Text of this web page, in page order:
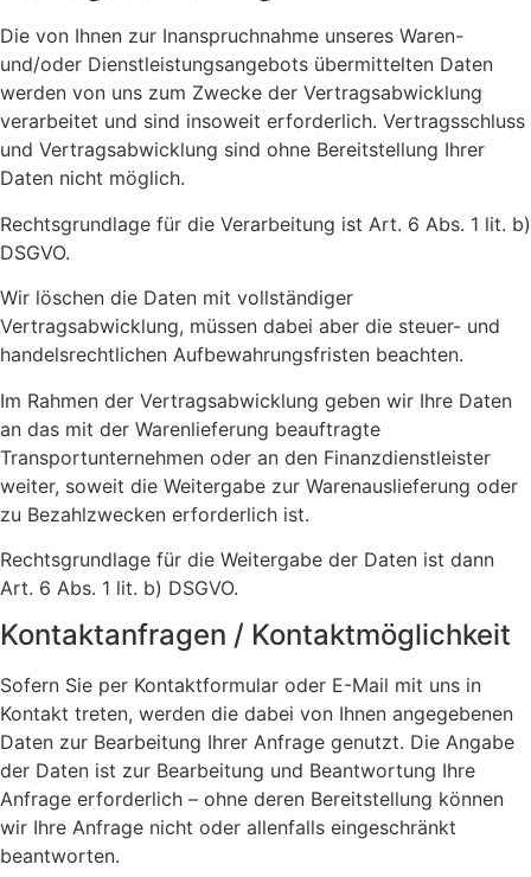
Die von Ihnen zur Inanspruchnahme unseres Waren-
und/oder Dienstleistungsangebots übermittelten Daten
werden von uns zum Zwecke der Vertragsabwicklung
verarbeitet und sind insoweit erforderlich. Vertragsschluss
und Vertragsabwicklung sind ohne Bereitstellung Ihrer
Daten nicht möglich.
Rechtsgrundlage für die Verarbeitung ist Art. 6 Abs. 1 lit. b)
DSGVO.
Wir löschen die Daten mit vollständiger
Vertragsabwicklung, müssen dabei aber die steuer- und
handelsrechtlichen Aufbewahrungsfristen beachten.
Im Rahmen der Vertragsabwicklung geben wir Ihre Daten
an das mit der Warenlieferung beauftragte
Transportunternehmen oder an den Finanzdienstleister
weiter, soweit die Weitergabe zur Warenauslieferung oder
zu Bezahlzwecken erforderlich ist.
Rechtsgrundlage für die Weitergabe der Daten ist dann
Art. 6 Abs. 1 lit. b) DSGVO.
Kontaktanfragen / Kontaktmöglichkeit
Sofern Sie per Kontaktformular oder E-Mail mit uns in
Kontakt treten, werden die dabei von Ihnen angegebenen
Daten zur Bearbeitung Ihrer Anfrage genutzt. Die Angabe
der Daten ist zur Bearbeitung und Beantwortung Ihre
Anfrage erforderlich – ohne deren Bereitstellung können
wir Ihre Anfrage nicht oder allenfalls eingeschränkt
beantworten.